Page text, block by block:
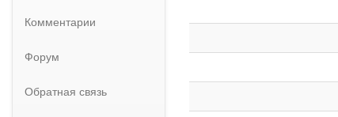
Комментарии
Форум
Обратная связь